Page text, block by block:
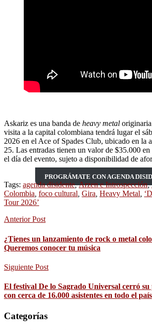
Askariz es una banda de heavy metal
visita a la capital colombiana tendrá lugar el
2026 en el Ace of Spades Club, ubicado en la
25. Las entradas tienen un valor de $35.000
el día del evento, sujeto a disponibilidad de
PROGRÁMATE CON AGENDA
Tags: agenda disidente,Arzen e Introspección,
Colombia, foco cultural, Gira, Heavy Metal,
Tour 2026’
Anterior Post
¿Tienes un lanzamiento de rock o metal
Queremos conocer tu música
Siguiente Post
El festival De lo Sagrado Universal cerró
con cerca de 16.000 asistentes en todo el país
Categorías